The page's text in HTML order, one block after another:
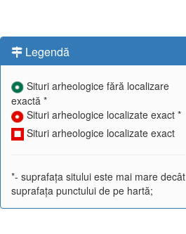
Legendă
Situri arheologice fără localizare
exactă *
Situri arheologice localizate exact *
Situri arheologice localizate exact
*- suprafața sitului este mai mare decât
suprafața punctului de pe hartă;